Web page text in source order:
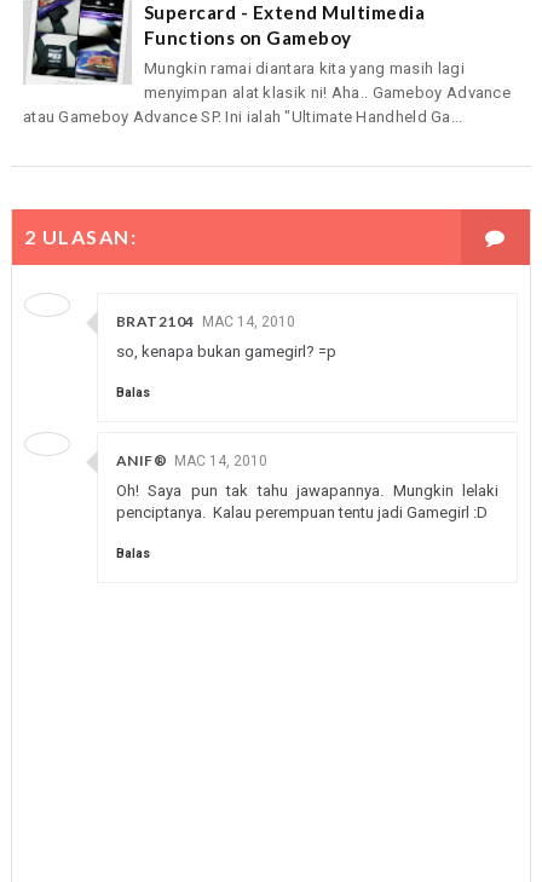
Supercard - Extend Multimedia
Functions on Gameboy
Mungkin ramai diantara kita yang masih lagi
menyimpan alat klasik ni! Aha.. Gameboy Advance
atau Gameboy Advance SP. Ini ialah "Ultimate Handheld Ga...
2 ULASAN:
BRAT2104 MAC 14, 2010
so, kenapa bukan gamegirl? =p
Balas
ANIF® MAC 14, 2010
Oh! Saya pun tak tahu jawapannya. Mungkin lelaki
penciptanya. Kalau perempuan tentu jadi Gamegirl :D
Balas